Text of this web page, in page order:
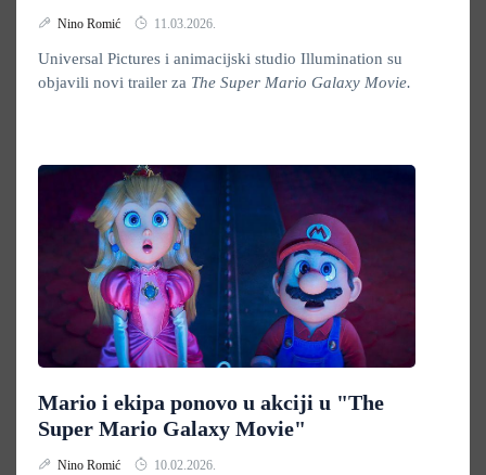
Nino Romić 11.03.2026.
Universal Pictures i animacijski studio Illumination su
objavili novi trailer za The Super Mario Galaxy Movie.
Mario i ekipa ponovo u akciji u "The
Super Mario Galaxy Movie"
Nino Romić 10.02.2026.